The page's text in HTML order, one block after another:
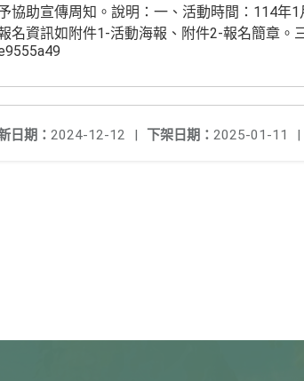
協助宣傳周知。說明：一、活動時間：114年
資訊如附件1-活動海報、附件2-報名簡章。
下架日期： 2025-01-11 |
日期： 2024-12-12 |